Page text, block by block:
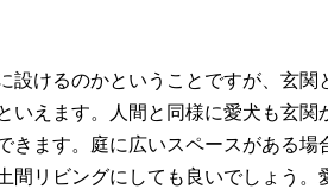
設けるのかということですが、玄関
いえます。人間と同様に愛犬も玄関
きます。庭に広いスペースがある場
間リビングにしても良いでしょう。